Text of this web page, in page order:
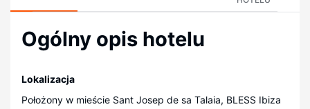
Ogólny opis hotelu
Lokalizacja
Położony w mieście Sant Josep de sa Talaia, BLESS Ibiza